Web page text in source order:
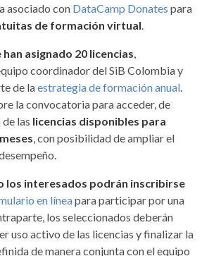
asociado con DataCamp Donates para
de formación virtual
asignado 20 licencias
coordinador del SiB Colombia y
de laestrategia de formación anual
la convocatoria para acceder, de
las licencias disponibles para
, con posibilidad de ampliar el
los interesados podrán inscribirse
en líneapara participar por una
los seleccionados deberán
uso activo de las licencias y finalizar la
de manera conjunta con el equipo